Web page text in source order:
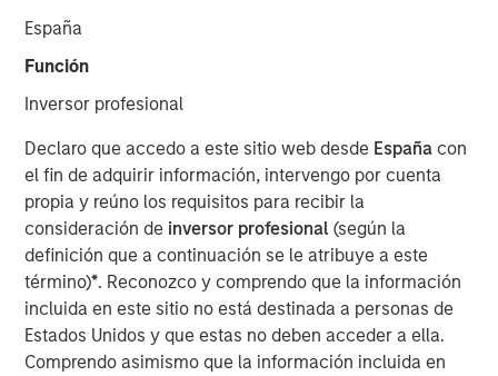
España
Función
Inversor profesional
Declaro que accedo a este sitio web desde España con
el fin de adquirir información, intervengo por cuenta
propia y reúno los requisitos para recibir la
consideración de inversor profesional(según la
definición que a continuación se le atribuye a este
término)*. Reconozco y comprendo que la información
incluida en este sitio no está destinada a personas de
Estados Unidos y que estas no deben acceder a ella.
Comprendo asimismo que la información incluida en
15 DICIEMBRE 2025
Bruno Paulson
Managing Director
Richard Perrott
Managing Director